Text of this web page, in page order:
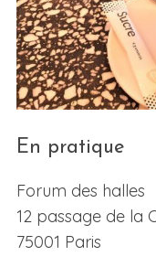
En pratique
Forum des halles
12 passage de la
75001 Paris